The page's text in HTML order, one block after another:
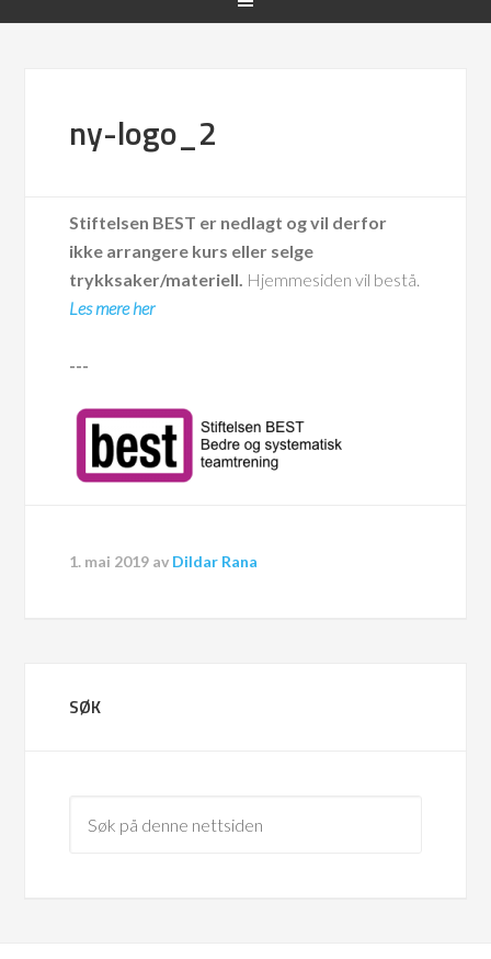
ny-logo_2
Stiftelsen BEST er nedlagt og vil derfor
ikke arrangere kurs eller selge
trykksaker/materiell. Hjemmesiden vil bestå.
Les mere her
---
1. mai 2019 av Dildar Rana
SØK